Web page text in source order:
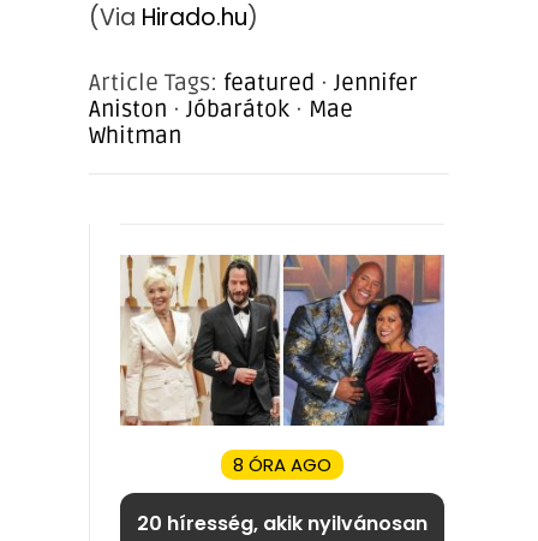
(Via Hirado.hu)
Article Tags: featured · Jennifer
Aniston · Jóbarátok · Mae
Whitman
8 ÓRA AGO
20 híresség, akik nyilvánosan